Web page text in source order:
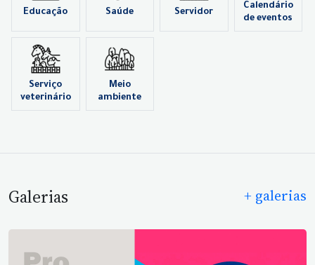
Educação Saúde Servidor
Calendário
de eventos
Serviço
veterinário
Meio
ambiente
Galerias + galerias